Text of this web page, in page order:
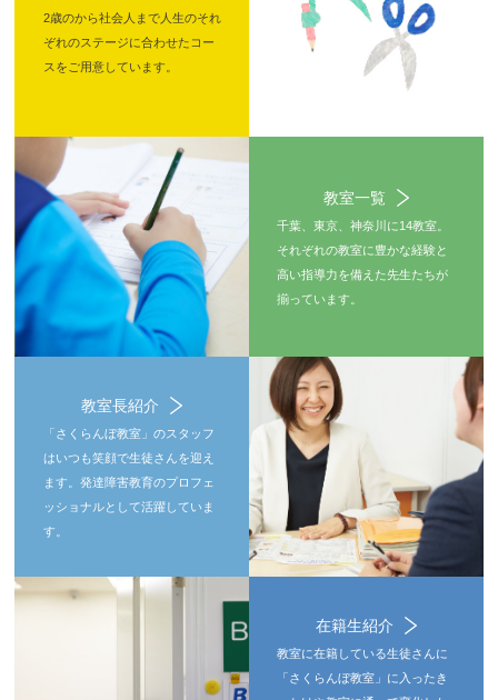
2歳のから社会人まで人生のそれ
ぞれのステージに合わせたコー
スをご用意しています。
教室一覧
千葉、東京、神奈川に14教室。
それぞれの教室に豊かな経験と
高い指導力を備えた先生たちが
揃っています。
教室長紹介
「さくらんぼ教室」のスタッフ
はいつも笑顔で生徒さんを迎え
ます。発達障害教育のプロフェ
ッショナルとして活躍していま
す。
在籍生紹介
教室に在籍している生徒さんに
「さくらんぼ教室」に入ったき